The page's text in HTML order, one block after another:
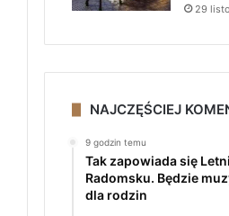
29
NAJCZĘŚCIEJ
9 godzin temu
Tak zapowiada się
Radomsku. Będzie
dla rodzin